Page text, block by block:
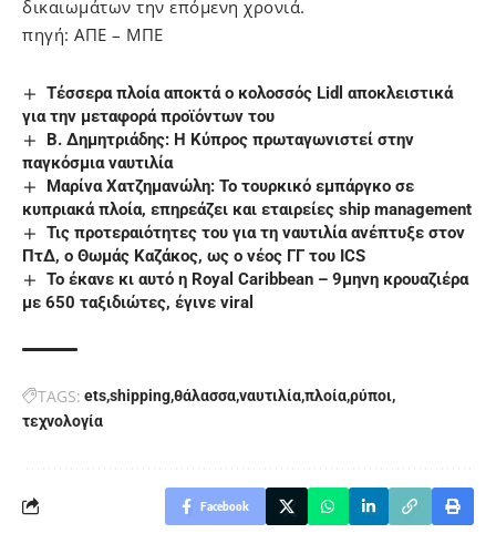
δικαιωμάτων την επόμενη χρονιά.
πηγή: ΑΠΕ – ΜΠΕ
Tέσσερα πλοία αποκτά ο κολοσσός Lidl αποκλειστικά
για την μεταφορά προϊόντων του
Β. Δημητριάδης: Η Κύπρος πρωταγωνιστεί στην
παγκόσμια ναυτιλία
Μαρίνα Χατζημανώλη: Το τουρκικό εμπάργκο σε
κυπριακά πλοία, επηρεάζει και εταιρείες ship management
Τις προτεραιότητες του για τη ναυτιλία ανέπτυξε στον
ΠτΔ, ο Θωμάς Καζάκος, ως ο νέος ΓΓ του ΙCS
Το έκανε κι αυτό η Royal Caribbean – 9μηνη κρουαζιέρα
με 650 ταξιδιώτες, έγινε viral
TAGS: etsshippingθάλασσαναυτιλίαπλοίαρύποι
τεχνολογία
Facebook